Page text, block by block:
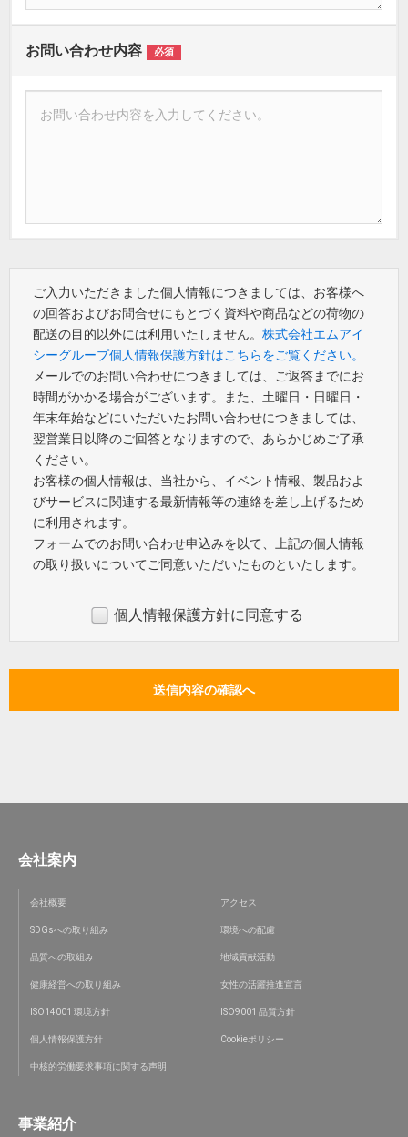
お問い合わせ内容 必須
ご入力いただきました個人情報につきましては、お客様へ
の回答およびお問合せにもとづく資料や商品などの荷物の
配送の目的以外には利用いたしません。 株式会社エムアイ
シーグループ個人情報保護方針はこちらをご覧ください。
メールでのお問い合わせにつきましては、ご返答までにお
時間がかかる場合がございます。また、土曜日・日曜日・
年末年始などにいただいたお問い合わせにつきましては、
翌営業日以降のご回答となりますので、あらかじめご了承
ください。
お客様の個人情報は、当社から、イベント情報、製品およ
びサービスに関連する最新情報等の連絡を差し上げるため
に利用されます。
フォームでのお問い合わせ申込みを以て、上記の個人情報
の取り扱いについてご同意いただいたものといたします。
個人情報保護方針に同意する
会社案内
会社概要 アクセス
SDGsへの取り組み 環境への配慮
品質への取組み 地域貢献活動
健康経営への取り組み 女性の活躍推進宣言
ISO14001 環境方針 ISO9001 品質方針
個人情報保護方針 Cookieポリシー
中核的労働要求事項に関する声明
事業紹介